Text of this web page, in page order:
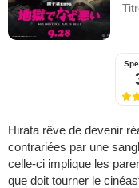
Hirata rêve de devenir
contrariées par une
celle-ci implique les
que doit tourner le